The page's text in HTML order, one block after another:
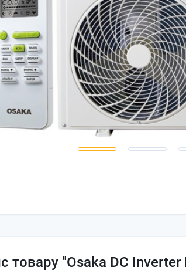
товару "Osaka DC Inverter